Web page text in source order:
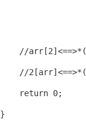
//
//
    return 0;
}